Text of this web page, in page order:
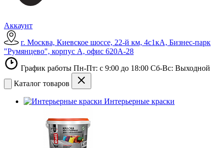
Аккаунт
г. Москва, Киевское шоссе, 22-й км, 4с1кА, Бизнес-парк
"Румянцево", корпус А, офис 620А-28
График работы Пн-Пт: с 9:00 до 18:00 Сб-Вс: Выходной
Каталог товаров
Интерьерные краски